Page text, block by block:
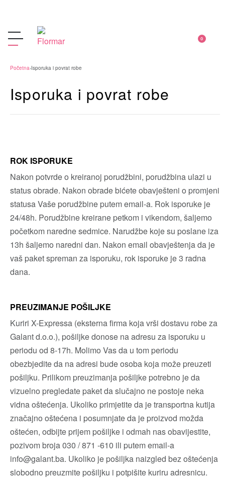
0
Početna›Isporuka i povrat robe
Isporuka i povrat robe
ROK ISPORUKE
Nakon potvrde o kreiranoj porudžbini, porudžbina ulazi u
status obrade. Nakon obrade bićete obavješteni o promjeni
statusa Vaše porudžbine putem email-a. Rok isporuke je
24/48h. Porudžbine kreirane petkom i vikendom, šaljemo
početkom naredne sedmice. Narudžbe koje su poslane iza
13h šaljemo naredni dan. Nakon email obavještenja da je
vaš paket spreman za isporuku, rok isporuke je 3 radna
dana.
PREUZIMANJE POŠILJKE
Kuriri X-Expressa (eksterna firma koja vrši dostavu robe za
Galant d.o.o.), pošiljke donose na adresu za isporuku u
periodu od 8-17h. Molimo Vas da u tom periodu
obezbjedite da na adresi bude osoba koja može preuzeti
pošiljku. Prilikom preuzimanja pošiljke potrebno je da
vizuelno pregledate paket da slučajno ne postoje neka
vidna oštećenja. Ukoliko primjetite da je transportna kutija
značajno oštećena i posumnjate da je proizvod možda
oštećen, odbijte prijem pošiljke i odmah nas obavijestite,
pozivom broja 030 / 871 -610 ili putem email-a
info@galant.ba. Ukoliko je pošiljka naizgled bez oštećenja
slobodno preuzmite pošiljku i potpišite kuriru adresnicu.